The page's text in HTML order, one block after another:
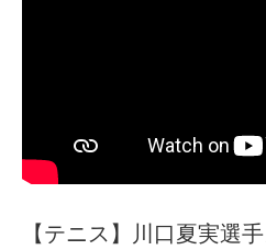
【テニス】川口夏実選